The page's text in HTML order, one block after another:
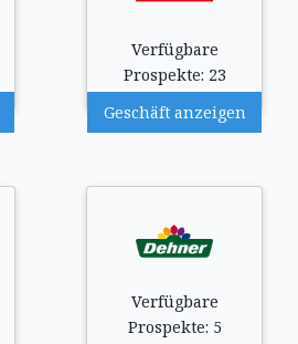
Verfügbare
Prospekte: 23
Geschäft anzeigen
Verfügbare
Prospekte: 5